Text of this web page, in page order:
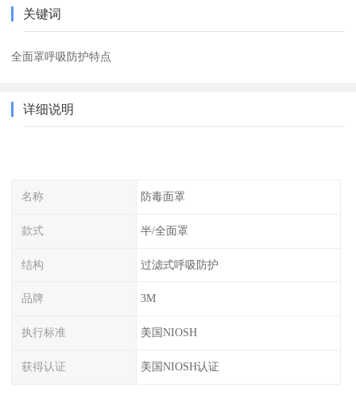
关键词
全面罩呼吸防护特点
详细说明
名称 防毒面罩
款式 半/全面罩
结构 过滤式呼吸防护
品牌 3M
执行标准 美国NIOSH
获得认证 美国NIOSH认证